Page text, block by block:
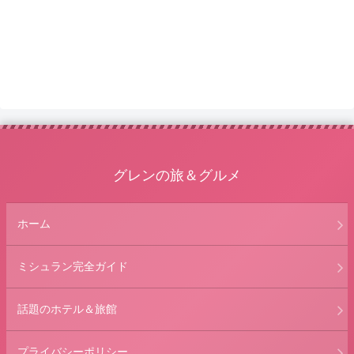
グレンの旅＆グルメ
ホーム
ミシュラン完全ガイド
話題のホテル＆旅館